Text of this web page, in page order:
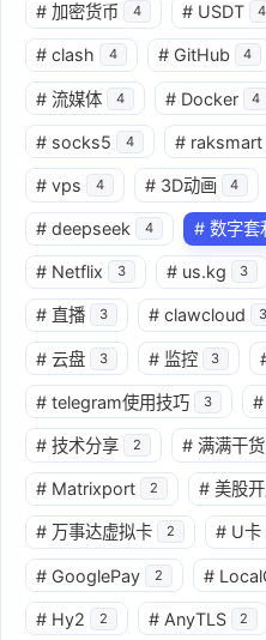
# 加密货币 4 # USDT 4
# clash 4 # GitHub 4
# 流媒体 4 # Docker 4
# socks5 4 # raksmart
# vps 4 # 3D动画 4
# deepseek 4 # 数字套
# Netflix 3 # us.kg 3
# 直播 3 # clawcloud 3
# 云盘 3 # 监控 3
# telegram使用技巧 3 #
# 技术分享 2 # 满满干货
# Matrixport 2 # 美股
# 万事达虚拟卡 2 # U卡
# GooglePay 2 #
# Hy2 2 # AnyTLS 2